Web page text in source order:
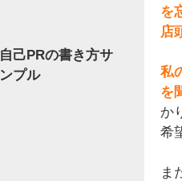
自己PRの書き方サ
ンプル
を
店
私
を
か
希
ま